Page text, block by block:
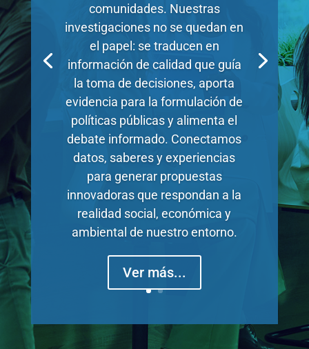
comunidades. Nuestras
investigaciones no se quedan en
el papel: se traducen en
información de calidad que guía
la toma de decisiones, aporta
evidencia para la formulación de
políticas públicas y alimenta el
debate informado. Conectamos
datos, saberes y experiencias
para generar propuestas
innovadoras que respondan a la
realidad social, económica y
ambiental de nuestro entorno.
Ver más...